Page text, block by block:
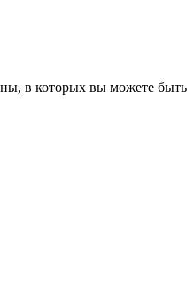
в которых вы можете быть